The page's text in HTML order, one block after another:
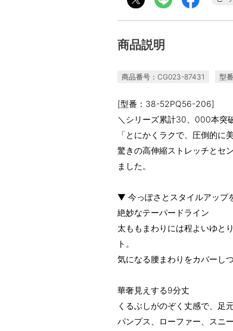
商品説明
商品番号：CG023-87431 型
[型番：38-52PQ56-206]
＼シリーズ累計30、000本突
「とにかくラクで、圧倒的に
驚きの高伸縮ストレッチとセ
ました。
▼ 今っぽさとスタイルアップ
絶妙なテーパードライン
太ももまわりには程よいゆと
ト。
気になる腰まわりをカバーし
華奢見えする9分丈
くるぶしがのぞく丈感で、足
パンプス、ローファー、スニ